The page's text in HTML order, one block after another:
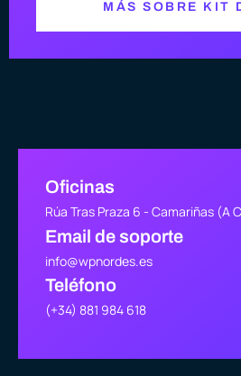
MÁS SOBRE KIT
Oficinas
Rúa Tras Praza 6 - Camariñas (A
Email de soporte
info@wpnordes.es
Teléfono
(+34) 881 984 618